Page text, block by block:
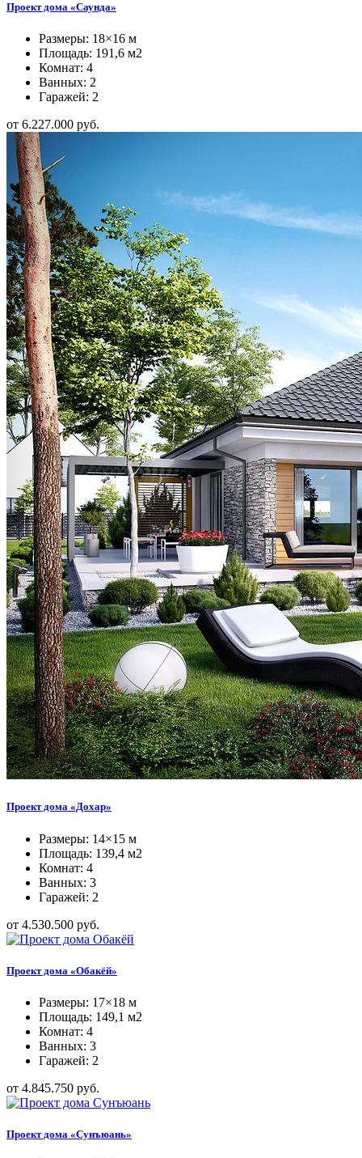
Проект дома «Саунда»
Размеры: 18×16 м
Площадь: 191,6 м2
Комнат: 4
Ванных: 2
Гаражей: 2
от 6.227.000 руб.
Проект дома «Дохар»
Размеры: 14×15 м
Площадь: 139,4 м2
Комнат: 4
Ванных: 3
Гаражей: 2
от 4.530.500 руб.
Проект дома «Обакёй»
Размеры: 17×18 м
Площадь: 149,1 м2
Комнат: 4
Ванных: 3
Гаражей: 2
от 4.845.750 руб.
Проект дома «Сунъюань»